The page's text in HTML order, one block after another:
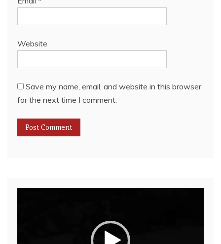
Website
Save my name, email, and website in this browser
for the next time I comment.